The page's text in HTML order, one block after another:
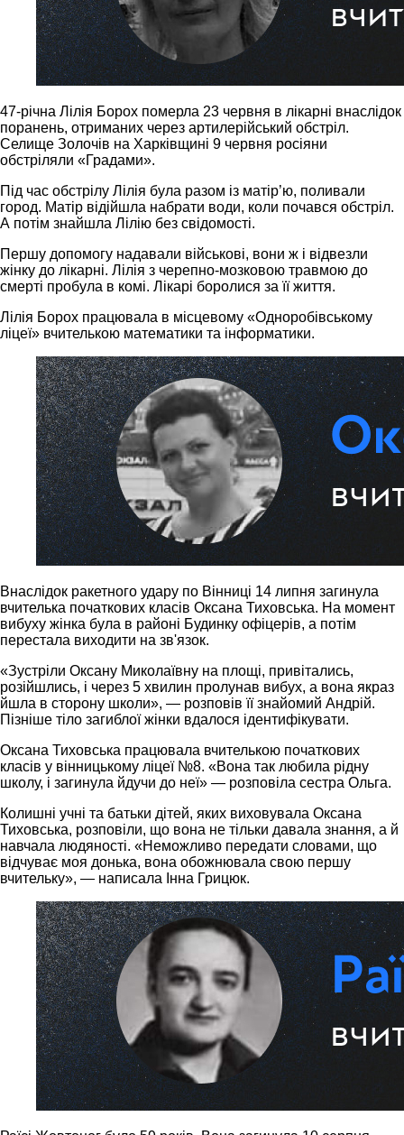
47-річна Лілія Борох померла 23 червня в лікарні внаслідок
поранень, отриманих через артилерійський обстріл.
Селище Золочів на Харківщині 9 червня росіяни
обстріляли «Градами».
Під час обстрілу Лілія була разом із матір’ю, поливали
город. Матір відійшла набрати води, коли почався обстріл.
А потім знайшла Лілію без свідомості.
Першу допомогу надавали військові, вони ж і відвезли
жінку до лікарні. Лілія з черепно-мозковою травмою до
смерті пробула в комі. Лікарі боролися за її життя.
Лілія Борох працювала в місцевому «Одноробівському
ліцеї» вчителькою математики та інформатики.
Внаслідок ракетного удару по Вінниці 14 липня загинула
вчителька початкових класів Оксана Тиховська. На момент
вибуху жінка була в районі Будинку офіцерів, а потім
перестала виходити на зв'язок.
«Зустріли Оксану Миколаївну на площі, привітались,
розійшлись, і через 5 хвилин пролунав вибух, а вона якраз
йшла в сторону школи», — розповів її знайомий Андрій.
Пізніше тіло загиблої жінки вдалося ідентифікувати.
Оксана Тиховська працювала вчителькою початкових
класів у вінницькому ліцеї №8. «Вона так любила рідну
школу, і загинула йдучи до неї» — розповіла сестра Ольга.
Колишні учні та батьки дітей, яких виховувала Оксана
Тиховська, розповіли, що вона не тільки давала знання, а й
навчала людяності. «Неможливо передати словами, що
відчуває моя донька, вона обожнювала свою першу
вчительку», — написала Інна Грицюк.